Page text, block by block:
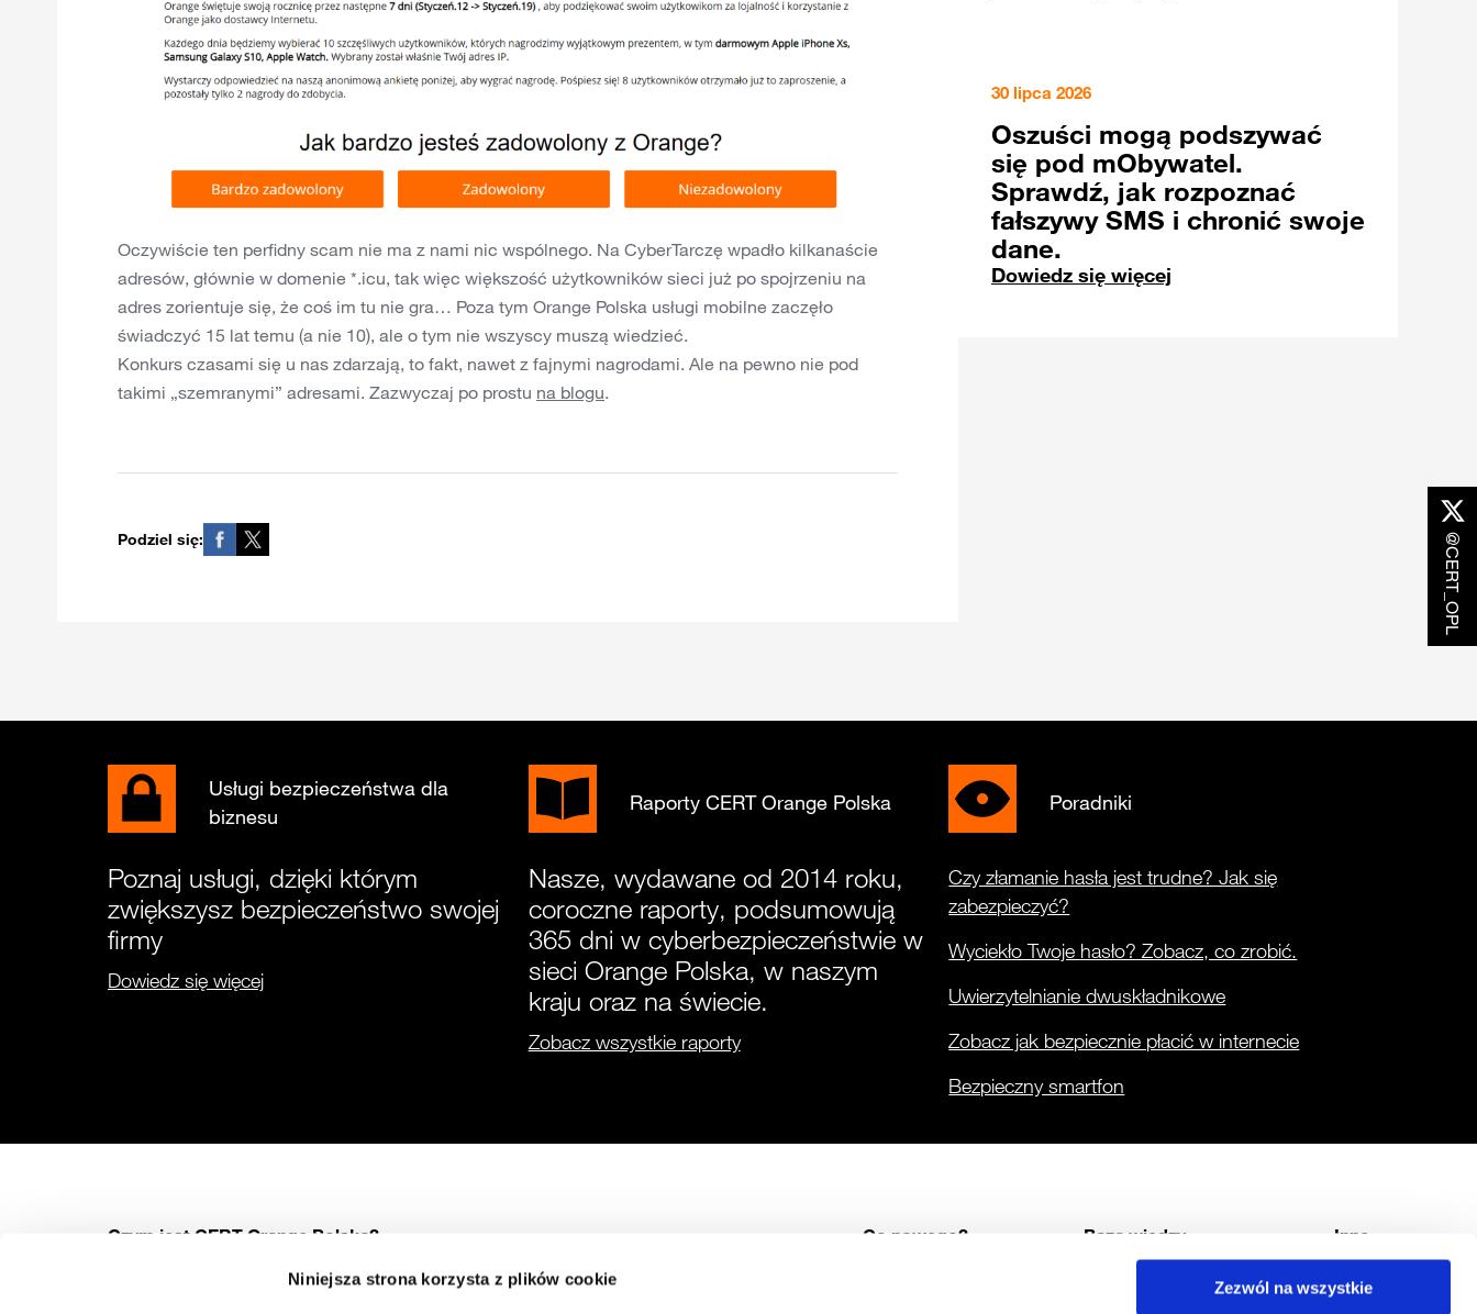
Niniejsza strona korzysta z plików cookie Zezwól na wszystkie
@CERT_OPL
Oczywiście ten perfidny scam nie ma z nami nic wspólnego. Na CyberTarczę wpadło kilkanaście
adresów, głównie w domenie *.icu, tak więc większość użytkowników sieci już po spojrzeniu na
adres zorientuje się, że coś im tu nie gra… Poza tym Orange Polska usługi mobilne zaczęło
świadczyć 15 lat temu (a nie 10), ale o tym nie wszyscy muszą wiedzieć.
Konkurs czasami się u nas zdarzają, to fakt, nawet z fajnymi nagrodami. Ale na pewno nie pod
takimi „szemranymi” adresami. Zazwyczaj po prostu na blogu.
Podziel się:
30 lipca 2026
Oszuści mogą podszywać
się pod mObywatel.
Sprawdź, jak rozpoznać
fałszywy SMS i chronić swoje
dane.
Dowiedz się więcej
Usługi bezpieczeństwa dla
biznesu
Poznaj usługi, dzięki którym
zwiększysz bezpieczeństwo swojej
firmy
Dowiedz się więcej
Raporty CERT Orange Polska
Nasze, wydawane od 2014 roku,
coroczne raporty, podsumowują
365 dni w cyberbezpieczeństwie w
sieci Orange Polska, w naszym
kraju oraz na świecie.
Zobacz wszystkie raporty
Poradniki
Czy złamanie hasła jest trudne? Jak się
zabezpieczyć?
Wyciekło Twoje hasło? Zobacz, co zrobić.
Uwierzytelnianie dwuskładnikowe
Zobacz jak bezpiecznie płacić w internecie
Bezpieczny smartfon
Czym jest CERT Orange Polska?
CERT Orange Polska (Computer Emergency Response Team)
Co nowego? Baza wiedzy
Raporty CERT Orange Polska
Inne
Usługi